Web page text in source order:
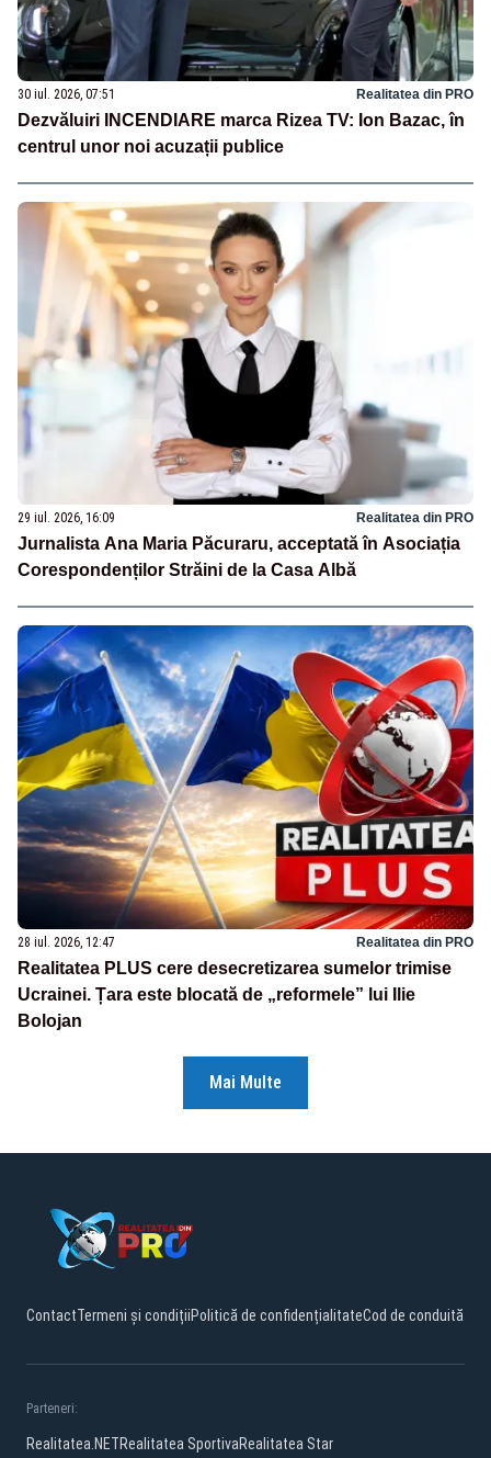
30 iul. 2026, 07:51 Realitatea din PRO
Dezvăluiri INCENDIARE marca Rizea TV: Ion Bazac, în
centrul unor noi acuzații publice
29 iul. 2026, 16:09 Realitatea din PRO
Jurnalista Ana Maria Păcuraru, acceptată în Asociația
Corespondenților Străini de la Casa Albă
28 iul. 2026, 12:47 Realitatea din PRO
Realitatea PLUS cere desecretizarea sumelor trimise
Ucrainei. Țara este blocată de „reformele” lui Ilie
Bolojan
Mai Multe
ContactTermeni și condițiiPolitică de confidențialitateCod de conduită
Parteneri:
Realitatea.NETRealitatea SportivaRealitatea Star